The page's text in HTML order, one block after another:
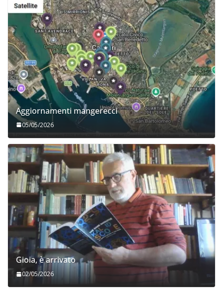
Aggiornamenti mangerecci
05/05/2026
Gioia, è arrivato
02/05/2026